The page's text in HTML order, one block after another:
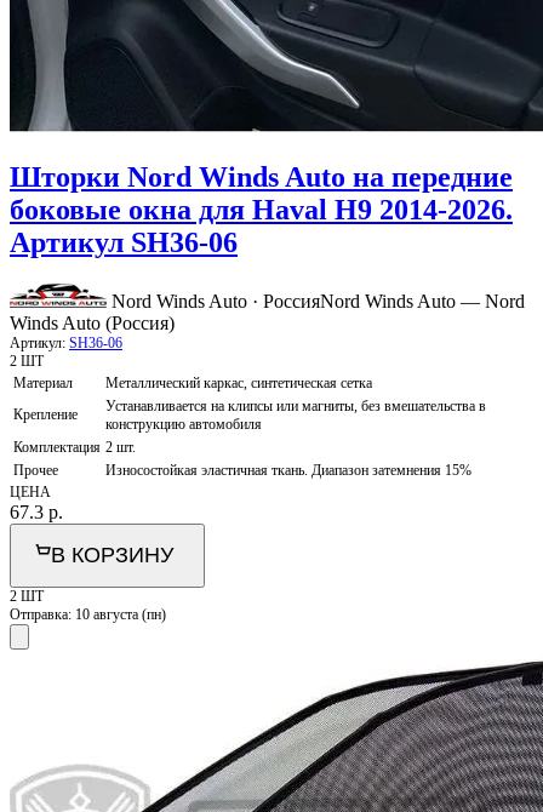
Шторки Nord Winds Auto на передние
боковые окна для Haval H9 2014-2026.
Артикул SH36-06
Nord Winds Auto · РоссияNord Winds Auto — Nord
Winds Auto (Россия)
Артикул: SH36-06
2 ШТ
Материал
Металлический каркас, синтетическая сетка
Крепление
Устанавливается на клипсы или магниты, без вмешательства в
конструкцию автомобиля
Комплектация 2 шт.
Прочее
Износостойкая эластичная ткань. Диапазон затемнения 15%
ЦЕНА
67.3 р.
В КОРЗИНУ
2 ШТ
Отправка: 10 августа (пн)